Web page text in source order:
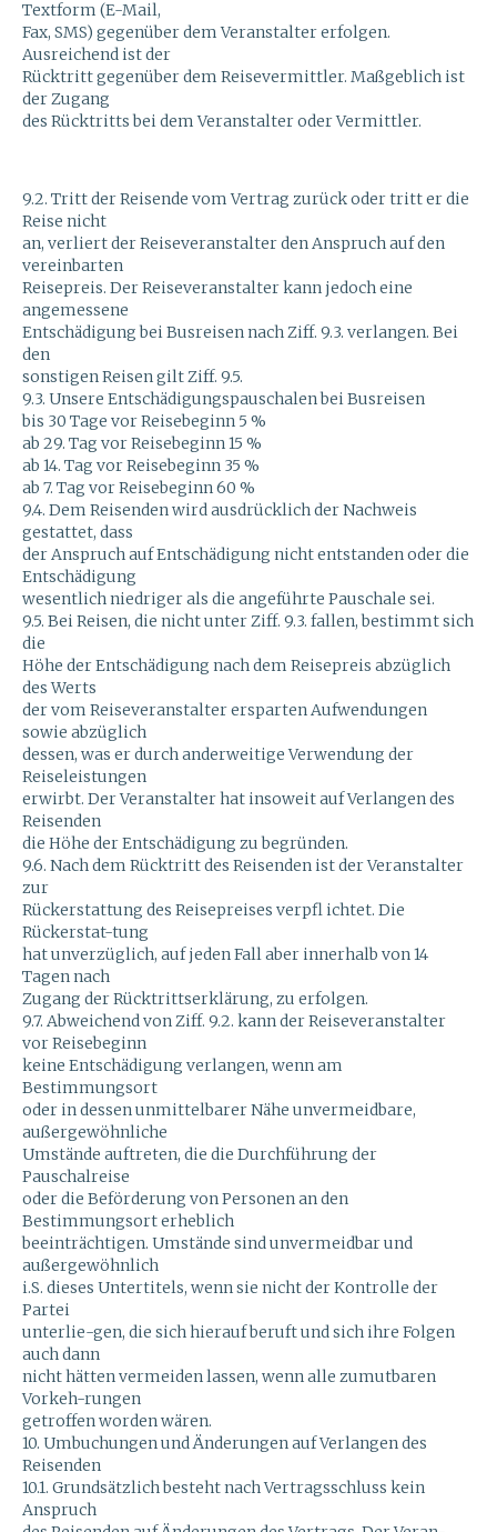
Textform (E-Mail,
Fax, SMS) gegenüber dem Veranstalter erfolgen.
Ausreichend ist der
Rücktritt gegenüber dem Reisevermittler. Maßgeblich ist
der Zugang
des Rücktritts bei dem Veranstalter oder Vermittler.
9.2. Tritt der Reisende vom Vertrag zurück oder tritt er die
Reise nicht
an, verliert der Reiseveranstalter den Anspruch auf den
vereinbarten
Reisepreis. Der Reiseveranstalter kann jedoch eine
angemessene
Entschädigung bei Busreisen nach Ziff. 9.3. verlangen. Bei
den
sonstigen Reisen gilt Ziff. 9.5.
9.3. Unsere Entschädigungspauschalen bei Busreisen
bis 30 Tage vor Reisebeginn 5 %
ab 29. Tag vor Reisebeginn 15 %
ab 14. Tag vor Reisebeginn 35 %
ab 7. Tag vor Reisebeginn 60 %
9.4. Dem Reisenden wird ausdrücklich der Nachweis
gestattet, dass
der Anspruch auf Entschädigung nicht entstanden oder die
Entschädigung
wesentlich niedriger als die angeführte Pauschale sei.
9.5. Bei Reisen, die nicht unter Ziff. 9.3. fallen, bestimmt sich
die
Höhe der Entschädigung nach dem Reisepreis abzüglich
des Werts
der vom Reiseveranstalter ersparten Aufwendungen
sowie abzüglich
dessen, was er durch anderweitige Verwendung der
Reiseleistungen
erwirbt. Der Veranstalter hat insoweit auf Verlangen des
Reisenden
die Höhe der Entschädigung zu begründen.
9.6. Nach dem Rücktritt des Reisenden ist der Veranstalter
zur
Rückerstattung des Reisepreises verpfl ichtet. Die
Rückerstat-tung
hat unverzüglich, auf jeden Fall aber innerhalb von 14
Tagen nach
Zugang der Rücktrittserklärung, zu erfolgen.
9.7. Abweichend von Ziff. 9.2. kann der Reiseveranstalter
vor Reisebeginn
keine Entschädigung verlangen, wenn am
Bestimmungsort
oder in dessen unmittelbarer Nähe unvermeidbare,
außergewöhnliche
Umstände auftreten, die die Durchführung der
Pauschalreise
oder die Beförderung von Personen an den
Bestimmungsort erheblich
beeinträchtigen. Umstände sind unvermeidbar und
außergewöhnlich
i.S. dieses Untertitels, wenn sie nicht der Kontrolle der
Partei
unterlie-gen, die sich hierauf beruft und sich ihre Folgen
auch dann
nicht hätten vermeiden lassen, wenn alle zumutbaren
Vorkeh-rungen
getroffen worden wären.
10. Umbuchungen und Änderungen auf Verlangen des
Reisenden
10.1. Grundsätzlich besteht nach Vertragsschluss kein
Anspruch